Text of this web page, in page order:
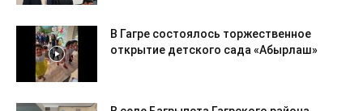
В Гагре состоялось торжественное
открытие детского сада «Абырлаш»